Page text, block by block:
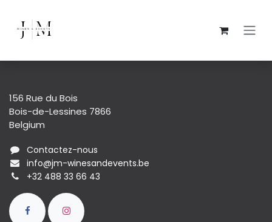
156 Rue du Bois
Bois-de-Lessines 7866
Belgium
Contactez-nous
info@jm-winesandevents.be
+32 488 33 66 43